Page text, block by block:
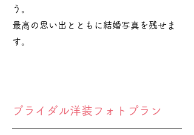
う。
最高の思い出とともに結婚写真を残せま
す。
ブライダル洋装フォトプラン